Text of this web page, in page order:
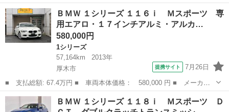
ー名： ＢＭＷ ■ 車種名： １シリーズ ■ グレード名： １１８
ｉ Ｍスポーツ 純正ナビ・バックカメラ ディスプレイオーディ
オ 前後ド...
神奈川 足柄上郡 1シリーズ
ＢＭＷ １シリーズ １１６ｉ Ｍスポーツ 専
用エアロ・１７インチアルミ・アルカ…
580,000円
1シリーズ
57,164km
2013年
厚木市
提携サイト 7月26日
■ 支払総額: 67.4万円 ■ 車両本体価格： 580,000 円 ■ メーカー
名： ＢＭＷ ■ 車種名： １シリーズ ■ グレード名： １１６
ｉ Ｍスポーツ 専用エアロ・１７インチアルミ・アルカンターラコ
神奈川 厚木市
ＢＭＷ １シリーズ １１８ｉ Ｍスポーツ Ｄ